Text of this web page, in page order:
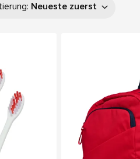
: Neueste zuerst